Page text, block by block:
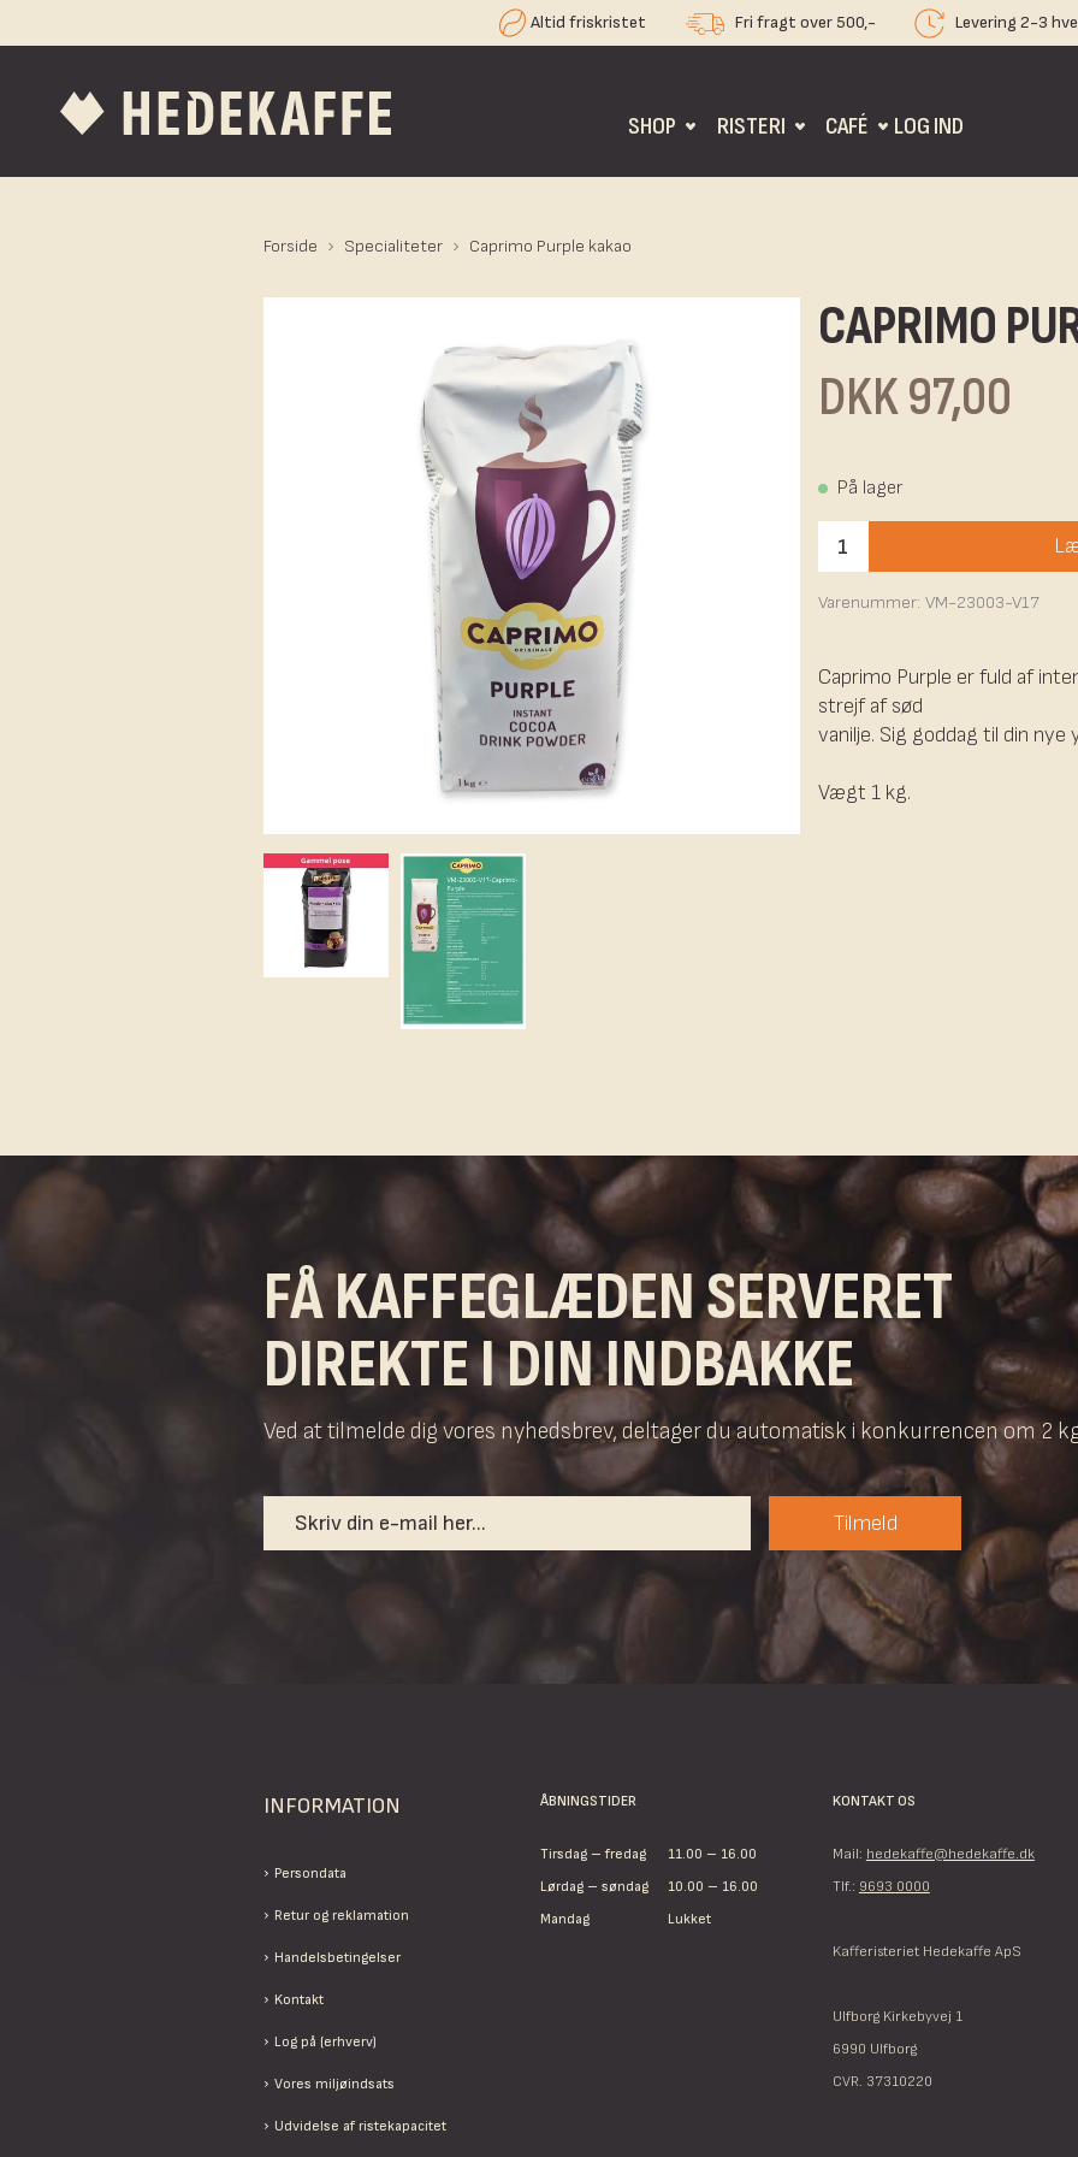
Altid friskristet Fri fragt over 500,- Levering 2-3
SHOP RISTERI CAFÉ LOG IND
Forside Specialiteter Caprimo Purple kakao
CAPRIMO
DKK 97,00
På lager
Varenummer: VM-23003-V17
Caprimo Purple er fuld af
strejf af sød
vanilje. Sig goddag til din
Vægt 1 kg.
FÅ KAFFEGLÆDEN SERVERET
DIREKTE I DIN INDBAKKE
Ved at tilmelde dig vores nyhedsbrev, deltager du automatisk i konkurrencen om 2
Tilmeld
INFORMATION
Persondata
Retur og reklamation
Handelsbetingelser
Kontakt
Log på (erhverv)
Vores miljøindsats
Udvidelse af ristekapacitet
ÅBNINGSTIDER
Tirsdag – fredag
11.00 – 16.00
Lørdag – søndag
10.00 – 16.00
Mandag
Lukket
KONTAKT OS
Mail: hedekaffe@hedekaffe.dk
Tlf.: 9693 0000
Kafferisteriet Hedekaffe ApS
Ulfborg Kirkebyvej 1
6990 Ulfborg
CVR. 37310220